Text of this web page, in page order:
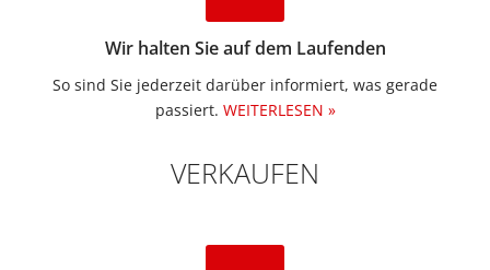
Wir halten Sie auf dem Laufenden
So sind Sie jederzeit darüber informiert, was gerade
passiert. WEITERLESEN »
VERKAUFEN